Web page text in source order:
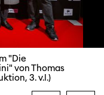
"Die
von Thomas
3. v.l.)